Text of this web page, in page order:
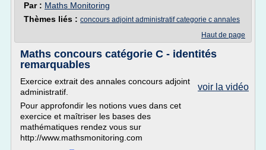
Par : Maths Monitoring
Thèmes liés : concours adjoint administratif categorie c annales
Haut de page
Maths concours catégorie C - identités
remarquables
voir la vidéo
Exercice extrait des annales concours adjoint
administratif.
Pour approfondir les notions vues dans cet
exercice et maîtriser les bases des
mathématiques rendez vous sur
http://www.mathsmonitoring.com